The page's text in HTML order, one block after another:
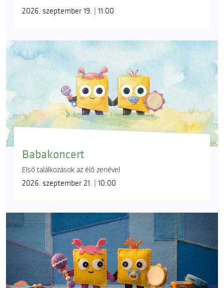
2026. szeptember 19. | 11:00
Babakoncert
Első találkozások az élő zenével
2026. szeptember 21. | 10:00